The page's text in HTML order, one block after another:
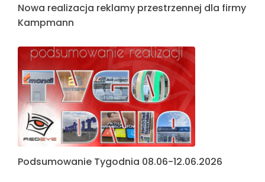
Nowa realizacja reklamy przestrzennej dla firmy
Kampmann
Podsumowanie Tygodnia 08.06-12.06.2026